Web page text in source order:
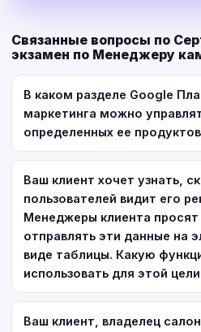
Связанные вопросы по
экзамен по Менеджеру
В каком разделе Google
маркетинга можно
определенных ее
Ваш клиент хочет узнать,
пользователей видит его
Менеджеры клиента
отправлять эти данные на
виде таблицы. Какую
использовать для этой
Ваш клиент, владелец